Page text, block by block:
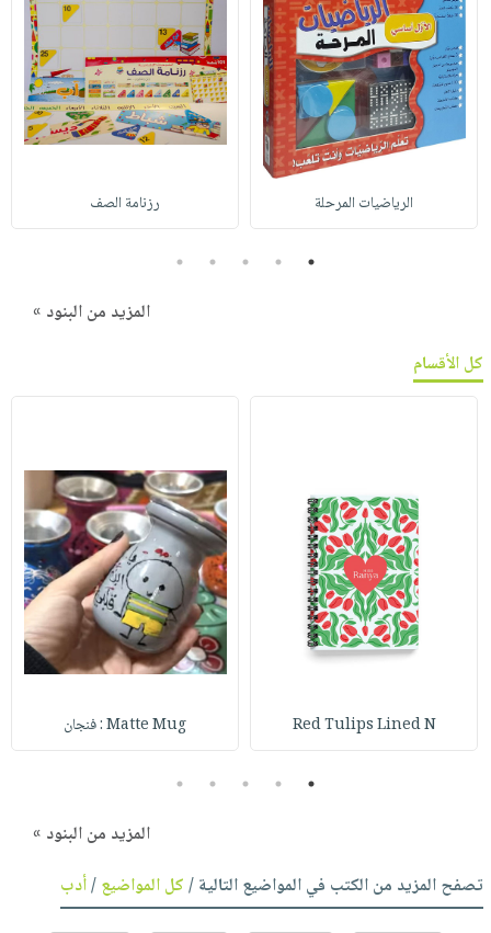
الرياضيات المرحلة رزنامة الصف
1
2
3
4
5
المزيد من البنود »
كل الأقسام
Red Tulips Lined N Matte Mug : فنجان
1
2
3
4
5
المزيد من البنود »
تصفح المزيد من الكتب في المواضيع التالية /كل المواضيع/أدب